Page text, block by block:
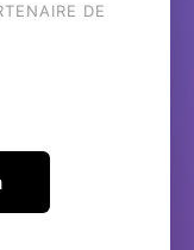
DE